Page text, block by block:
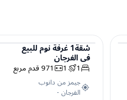
شقة
شقة1غرفة نومللبيع
فيالفرجان
1
1
971قدم مربع
جيمز من دانوب
الفرجان -